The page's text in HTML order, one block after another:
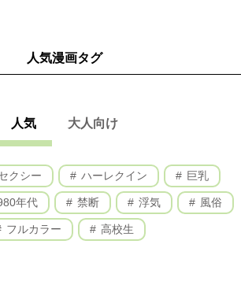
人気漫画タグ
人気 大人向け
クシー ハーレクイン 巨乳
年代 禁断 浮気 風俗
フルカラー 高校生